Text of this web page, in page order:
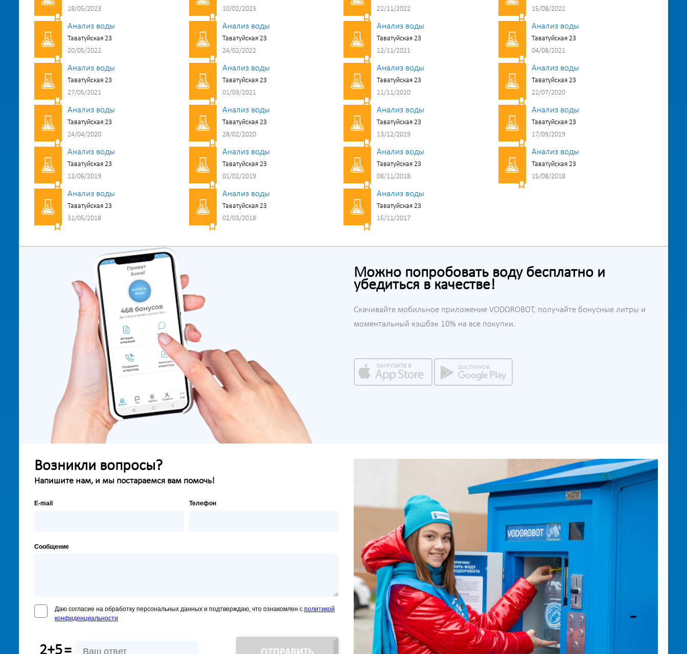
18/05/2023
10/02/2023
22/11/2022
15/08/2022
Анализ воды
Таватуйская 23
20/05/2022
Анализ воды
Таватуйская 23
24/02/2022
Анализ воды
Таватуйская 23
12/11/2021
Анализ воды
Таватуйская 23
04/08/2021
Анализ воды
Таватуйская 23
27/05/2021
Анализ воды
Таватуйская 23
01/03/2021
Анализ воды
Таватуйская 23
11/11/2020
Анализ воды
Таватуйская 23
22/07/2020
Анализ воды
Таватуйская 23
24/04/2020
Анализ воды
Таватуйская 23
28/02/2020
Анализ воды
Таватуйская 23
13/12/2019
Анализ воды
Таватуйская 23
17/09/2019
Анализ воды
Таватуйская 23
13/06/2019
Анализ воды
Таватуйская 23
01/02/2019
Анализ воды
Таватуйская 23
08/11/2018
Анализ воды
Таватуйская 23
15/08/2018
Анализ воды
Таватуйская 23
31/05/2018
Анализ воды
Таватуйская 23
02/03/2018
Анализ воды
Таватуйская 23
15/11/2017
Можно попробовать воду бесплатно и
убедиться в качестве!
Скачивайте мобильное приложение VODOROBOT, получайте бонусные литры и
моментальный кэшбэк 10% на все покупки.
Возникли вопросы?
Напишите нам, и мы постараемся вам помочь!
E-mail Телефон
Сообщение
Даю согласие на обработку персональных данных и подтверждаю, что ознакомлен с политикой
конфиденциальности
2+5=